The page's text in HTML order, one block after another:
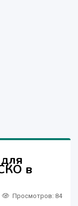
в
Просмотров: 84